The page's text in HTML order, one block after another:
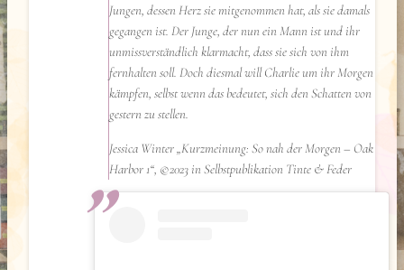
Jungen, dessen Herz sie mitgenommen hat, als sie damals
gegangen ist. Der Junge, der nun ein Mann ist und ihr
unmissverständlich klarmacht, dass sie sich von ihm
fernhalten soll. Doch diesmal will Charlie um ihr Morgen
kämpfen, selbst wenn das bedeutet, sich den Schatten von
gestern zu stellen.
Jessica Winter „Kurzmeinung: So nah der Morgen – Oak
Harbor 1“, ©2023 in Selbstpublikation Tinte & Feder